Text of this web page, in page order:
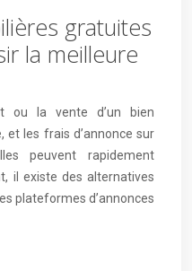
gratuites
la meilleure
ou la vente d’un bien
les frais d’annonce sur
peuvent rapidement
il existe des alternatives
plateformes d’annonces